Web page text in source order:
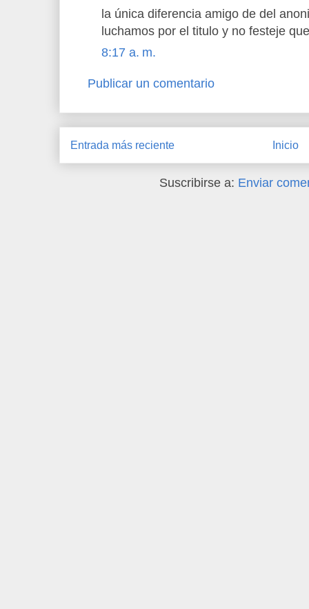
la única diferencia amigo de del
luchamos por el titulo y no festeje
8:17 a. m.
Publicar un comentario
Entrada más reciente Inicio
Suscribirse a: Enviar